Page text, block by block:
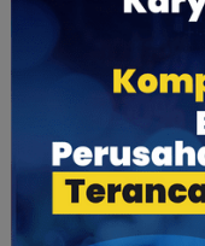
Jika perusahaan
jika tidak, Anda
mengembangkan
Misalnya Anda
terbaru, produk
dan lain sebagainya.
Halamanmu.